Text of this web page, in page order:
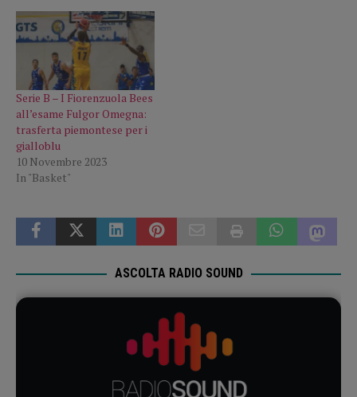
Serie B – I Fiorenzuola Bees
all’esame Fulgor Omegna:
trasferta piemontese per i
gialloblu
10 Novembre 2023
In "Basket"
ASCOLTA RADIO SOUND